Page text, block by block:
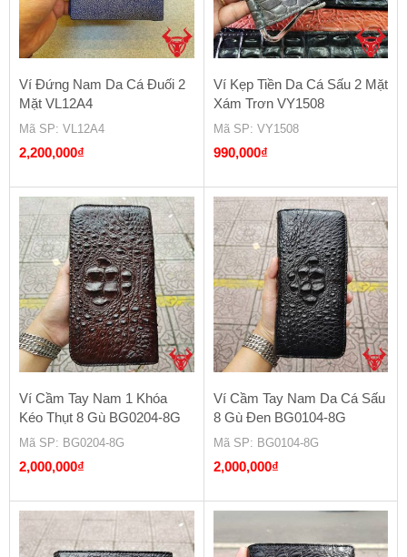
Ví Đứng Nam Da Cá Đuối 2
Mặt VL12A4
Mã SP: VL12A4
2,200,000₫
Ví Kẹp Tiền Da Cá Sấu 2 Mặt
Xám Trơn VY1508
Mã SP: VY1508
990,000₫
Ví Cầm Tay Nam 1 Khóa
Kéo Thụt 8 Gù BG0204-8G
Mã SP: BG0204-8G
2,000,000₫
Ví Cầm Tay Nam Da Cá Sấu
8 Gù Đen BG0104-8G
Mã SP: BG0104-8G
2,000,000₫